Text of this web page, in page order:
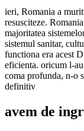
ieri, Romania a
resusciteze.
majoritatea
sistemul sanitar,
functiona era acest
eficienta. oricum l-
coma profunda, n-o
definitiv
avem de